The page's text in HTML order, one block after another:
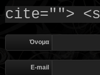
cite="">
Όνομα
E-mail